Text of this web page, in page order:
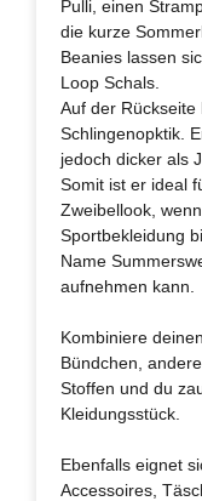
Pulli, einen
die kurze
Beanies lassen
Loop Schals.
Auf der
Schlingenopktik.
jedoch dicker als
Somit ist er ideal
Zweibellook,
Sportbekleidung
Name
aufnehmen kann.
Kombiniere
Bündchen,
Stoffen und du
Kleidungsstück.
Ebenfalls eignet
Accessoires,